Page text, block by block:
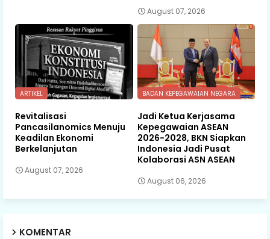
August 07, 2026
ARTIKEL
Revitalisasi
Pancasilanomics Menuju
Keadilan Ekonomi
Berkelanjutan
August 07, 2026
BADAN KEPEGAWAIAN NEGARA
Jadi Ketua Kerjasama
Kepegawaian ASEAN
2026-2028, BKN Siapkan
Indonesia Jadi Pusat
Kolaborasi ASN ASEAN
August 06, 2026
KOMENTAR